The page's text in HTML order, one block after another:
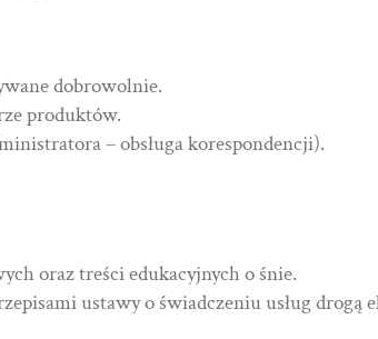
dobrowolnie.
produktów.
– obsługa korespondencji).
oraz treści edukacyjnych o śnie.
ustawy o świadczeniu usług drogą